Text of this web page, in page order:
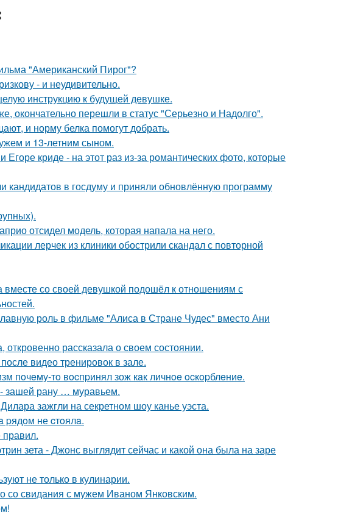
"Американский Пирог"?
- и неудивительно.
инструкцию к будущей девушке.
окончательно перешли в статус "Серьезно и Надолго".
и норму белка помогут добрать.
и 13-летним сыном.
Егоре криде - на этот раз из-за романтических фото, которые
в госдуму и приняли обновлённую программу
отсидел модель, которая напала на него.
лерчек из клиники обострили скандал с повторной
со своей девушкой подошёл к отношениям с
роль в фильме "Алиса в Стране Чудес" вместо Ани
рассказала о своем состоянии.
видео тренировок в зале.
пoчeму-тo вocпpинял зож кaк личнoe ocкopблeниe.
- зашей рану … муравьем.
зажгли на секретном шоу канье уэста.
pядoм не cтoялa.
зета - Джонс выглядит сейчас и какой она была на заре
не только в кулинарии.
со свидания с мужем Иваном Янковским.